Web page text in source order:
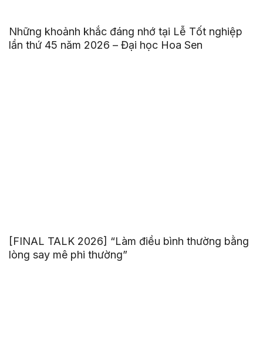
Những khoảnh khắc đáng nhớ tại Lễ Tốt nghiệp
lần thứ 45 năm 2026 – Đại học Hoa Sen
[FINAL TALK 2026] “Làm điều bình thường bằng
lòng say mê phi thường”